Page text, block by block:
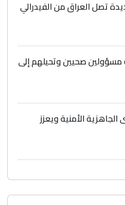
مسؤولين صحيين وتحيلهم إلى
الأمنية ويعزز